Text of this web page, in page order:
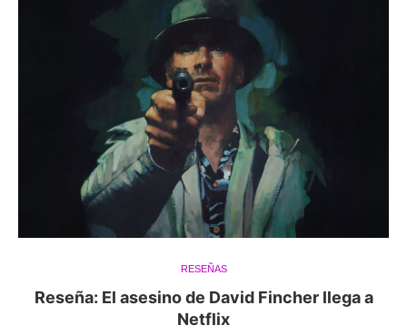
RESEÑAS
Reseña: El asesino de David Fincher llega a
Netflix